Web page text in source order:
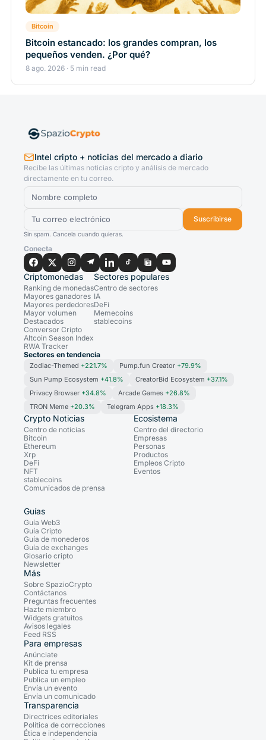
Bitcoin
Bitcoin estancado: los grandes compran, los
pequeños venden. ¿Por qué?
8 ago. 2026 · 5 min read
Intel cripto + noticias del mercado a diario
Recibe las últimas noticias cripto y análisis de mercado
directamente en tu correo.
Suscribirse
Sin spam. Cancela cuando quieras.
Conecta
Criptomonedas
Ranking de monedas
Mayores ganadores
Mayores perdedores
Mayor volumen
Destacados
Conversor Cripto
Altcoin Season Index
RWA Tracker
Sectores populares
Centro de sectores
IA
DeFi
Memecoins
stablecoins
Sectores en tendencia
Zodiac-Themed +221.7% Pump.fun Creator +79.9%
Sun Pump Ecosystem +41.8% CreatorBid Ecosystem +37.1%
Privacy Browser +34.8% Arcade Games +26.8%
TRON Meme +20.3% Telegram Apps +18.3%
Crypto Noticias
Centro de noticias
Bitcoin
Ethereum
Xrp
DeFi
NFT
stablecoins
Comunicados de prensa
Ecosistema
Centro del directorio
Empresas
Personas
Productos
Empleos Cripto
Eventos
Guías
Guía Web3
Guía Cripto
Guía de monederos
Guía de exchanges
Glosario cripto
Newsletter
Más
Sobre SpazioCrypto
Contáctanos
Preguntas frecuentes
Hazte miembro
Widgets gratuitos
Avisos legales
Feed RSS
Para empresas
Anúnciate
Kit de prensa
Publica tu empresa
Publica un empleo
Envía un evento
Envía un comunicado
Transparencia
Directrices editoriales
Política de correcciones
Ética e independencia